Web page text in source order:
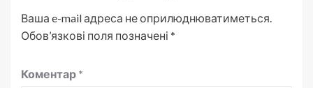
Ваша e-mail адреса не оприлюднюватиметься.
Обов’язкові поля позначені *
Коментар *